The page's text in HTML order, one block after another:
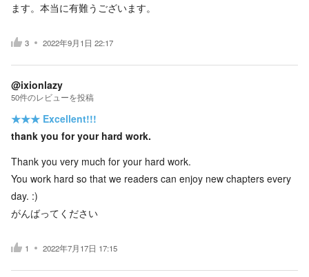
ます。本当に有難うございます。
3 2022年9月1日 22:17
@ixionlazy
50件のレビューを投稿
★★★ Excellent!!!
thank you for your hard work.
Thank you very much for your hard work.
You work hard so that we readers can enjoy new chapters every
day. :)
がんばってください
1 2022年7月17日 17:15